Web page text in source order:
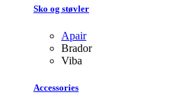
Sko og støvler
Apair
Brador
Viba
Accessories